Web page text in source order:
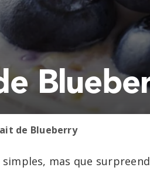
de Blueberry
mas que